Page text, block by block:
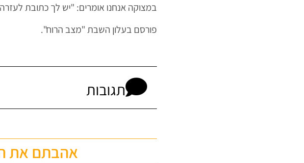
במצוקה אנחנו אומרים: "יש לך כתובת
פורסם בעלון השבת "מצב הרוח".
תגובות
אהבתם את